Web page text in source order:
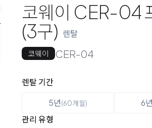
코웨이 CER-04
(3구) 렌탈
코웨이 CER-04
옵션 선택
렌탈 선택
렌탈 기간
5년(60개월) 6년
관리 유형